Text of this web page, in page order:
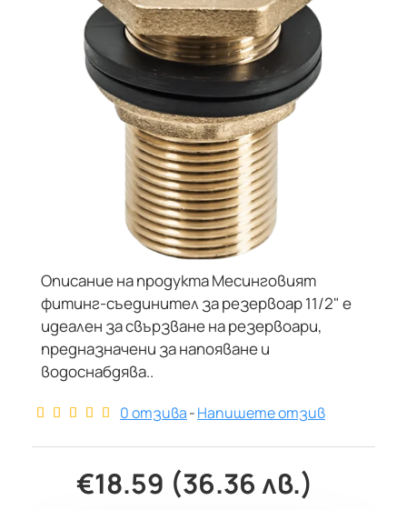
Описание на продукта Месинговият
фитинг-съединител за резервоар 11/2" е
идеален за свързване на резервоари,
предназначени за напояване и
водоснабдява..
0 отзива-Напишете отзив
€18.59 (36.36 лв.)